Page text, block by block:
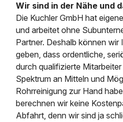
Wir sind in der Nähe und
Die Kuchler GmbH hat
und arbeitet ohne
Partner. Deshalb können wir
geben, dass ordentliche,
durch qualifizierte
Spektrum an Mitteln und
Rohrreinigung zur Hand
berechnen wir keine
Abfahrt, denn wir sind ja